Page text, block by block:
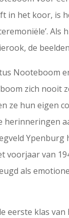
het koor, is
Als
de
Nooteboom
zich nooit
ze hun eigen
herinneringen
Ypenburg
voorjaar van
als
klas van